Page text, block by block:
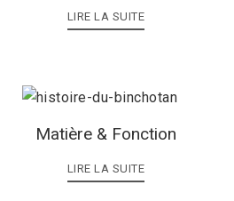
LIRE LA SUITE
Matière & Fonction
LIRE LA SUITE